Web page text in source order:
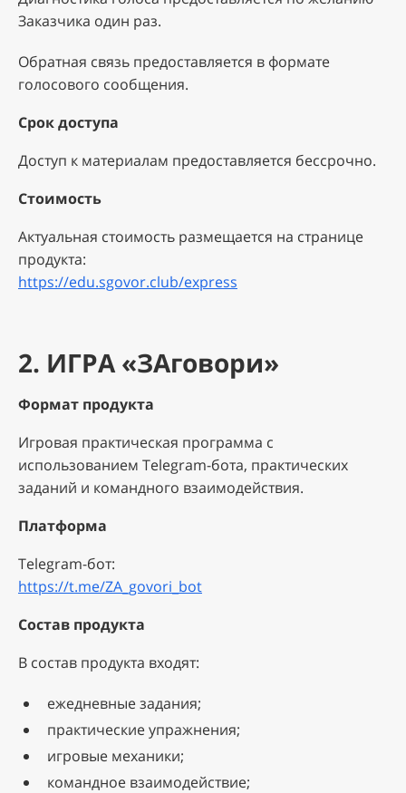
Заказчика один раз.
Обратная связь предоставляется в формате
голосового сообщения.
Срок доступа
Доступ к материалам предоставляется бессрочно.
Стоимость
Актуальная стоимость размещается на странице
продукта:
https://edu.sgovor.club/express
2. ИГРА «ЗАговори»
Формат продукта
Игровая практическая программа с
использованием Telegram-бота, практических
заданий и командного взаимодействия.
Платформа
Telegram-бот:
https://t.me/ZA_govori_bot
Состав продукта
В состав продукта входят:
ежедневные задания;
практические упражнения;
игровые механики;
командное взаимодействие;